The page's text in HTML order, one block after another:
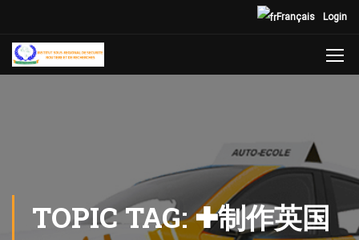
Login
Français
TOPIC TAG: ✚制作英国